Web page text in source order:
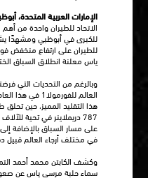
الإمارات العربية المتحدة، أبوظبي 11 ديسمبر،
الاتحاد للطيران واحدة من
للكبرى في أبوظبي ومشهدًا
للطيران على ارتفاع منخفض
ياس معلنة انطلاق السباق
العالم
هذا التقليد المميز، حين تحلق
787 دريملاينر في تحية
على مسار السباق بالإضافة
في مختلف أرجاء العالم قبيل
وكشف الكابتن محمد أحمد
سماء حلبة مرسى ياس عن